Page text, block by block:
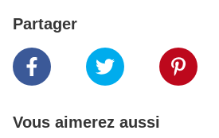
Partager
Vous aimerez aussi